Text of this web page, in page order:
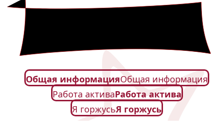
Общая информацияОбщая информация
Работа активаРабота актива
Я горжусьЯ горжусь